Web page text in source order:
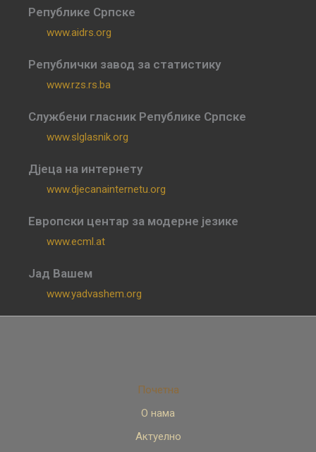
Републике Српске
www.aidrs.org
Републички завод за статистику
www.rzs.rs.ba
Службени гласник Републике Српске
www.slglasnik.org
Дјеца на интернету
www.djecanainternetu.org
Европски центар за модерне језике
www.ecml.at
Јад Вашем
www.yadvashem.org
Почетна
О нама
Актуелно